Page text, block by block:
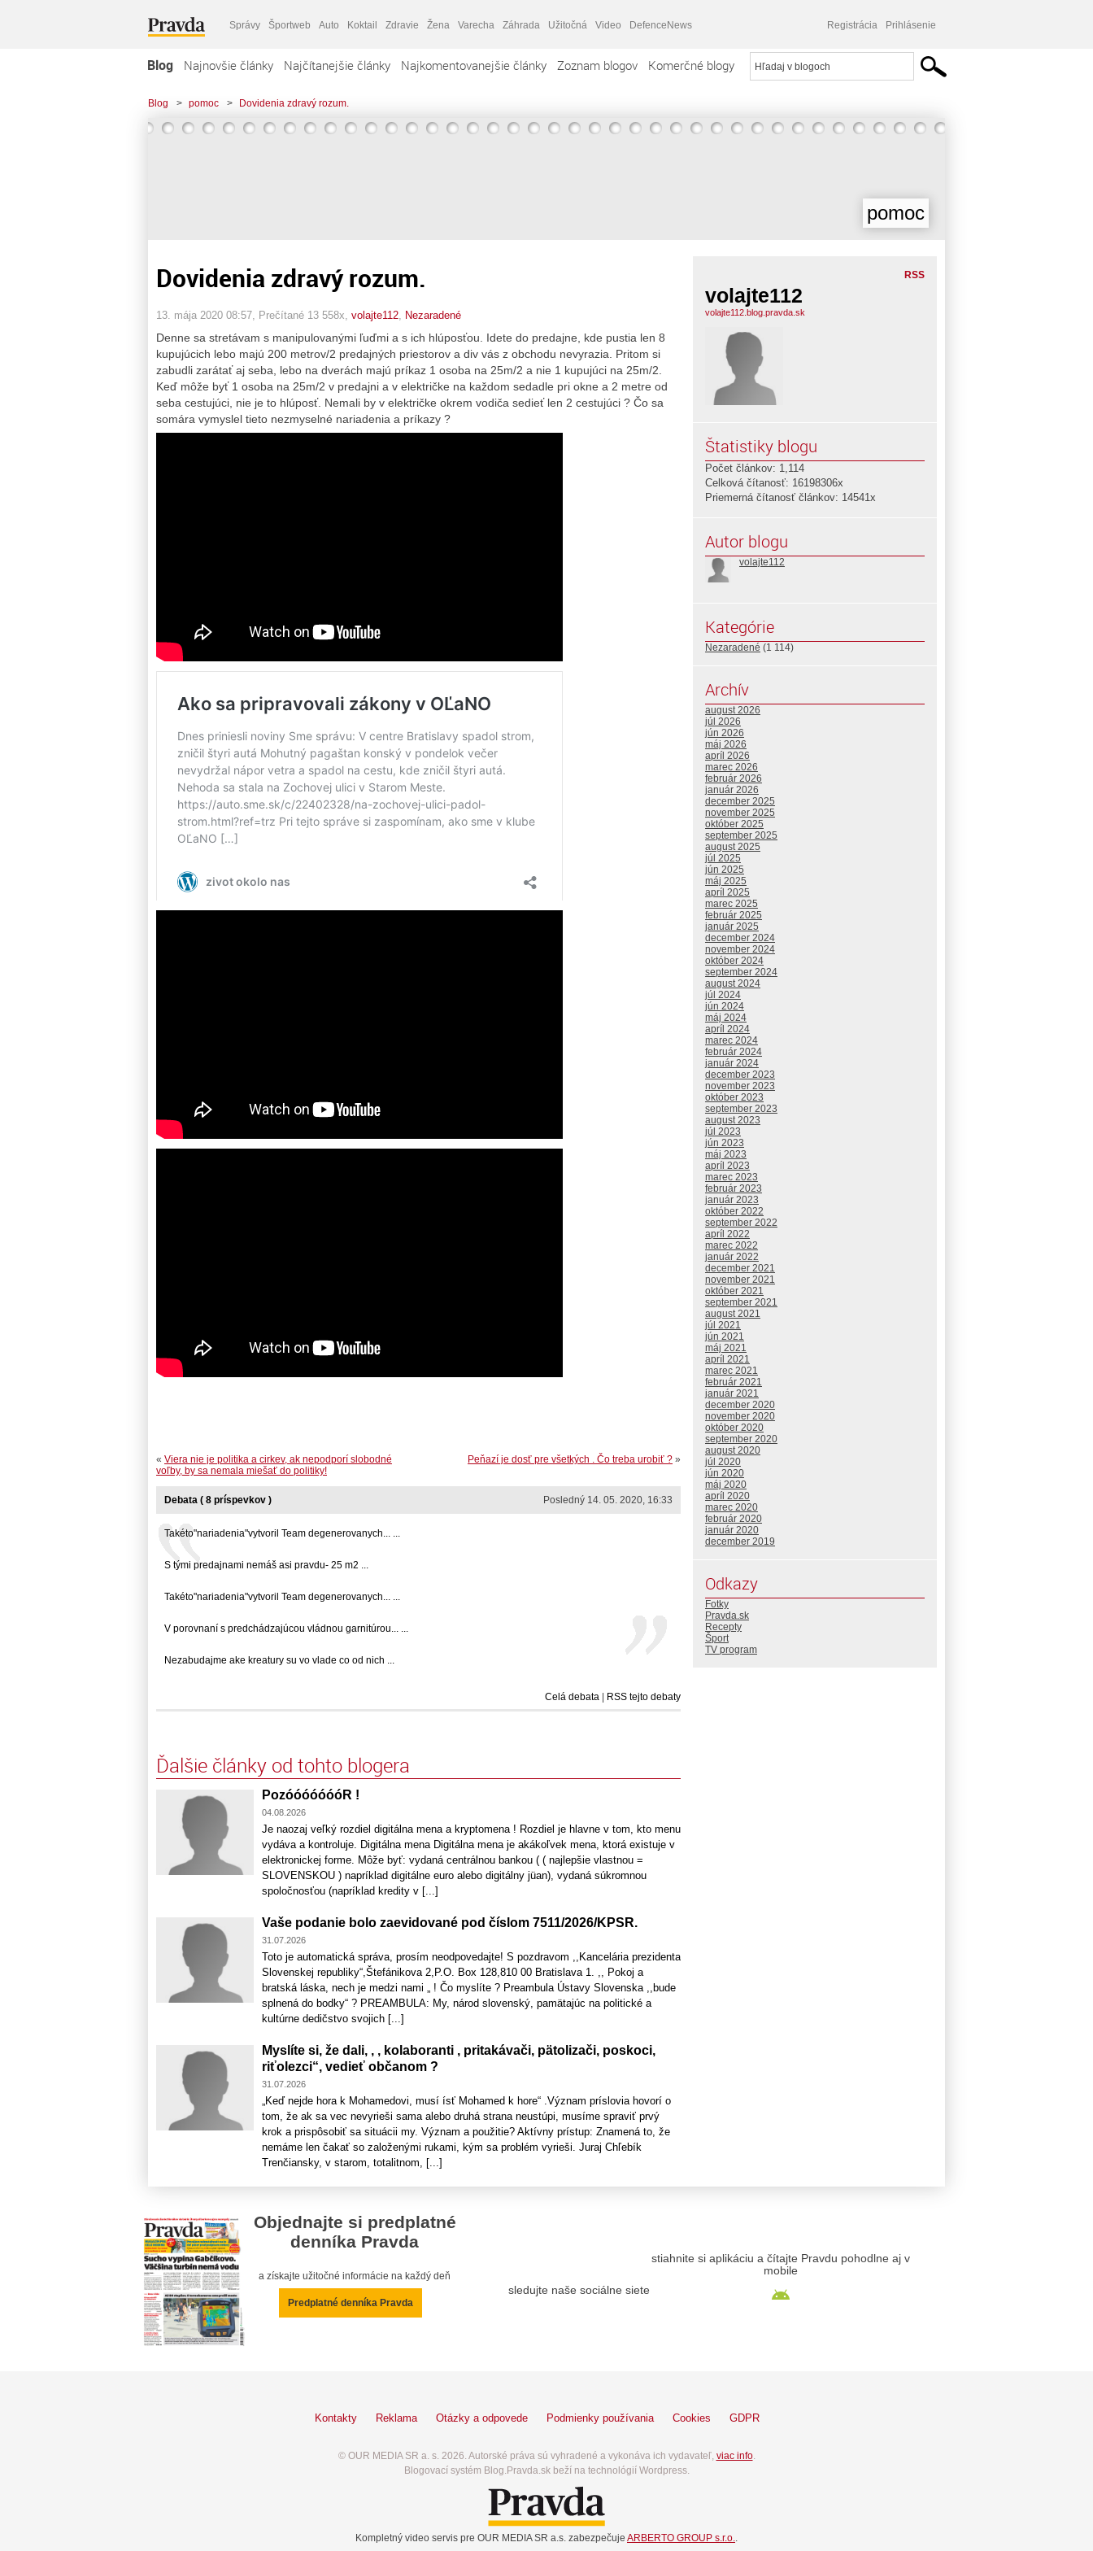
Správy Športweb Auto Koktail Zdravie Žena Varecha Záhrada Užitočná Video DefenceNews Registrácia Prihlásenie
Blog Najnovšie články Najčítanejšie články Najkomentovanejšie články Zoznam blogov Komerčné blogy
Blog > pomoc > Dovidenia zdravý rozum.
pomoc
Dovidenia zdravý rozum.
13. mája 2020 08:57 , Prečítané 13 558x, volajte112 Nezaradené
Denne sa stretávam s manipulovanými ľuďmi a s ich hlúposťou. Idete do predajne, kde pustia len 8
kupujúcich lebo majú 200 metrov/2 predajných priestorov a div vás z obchodu nevyrazia. Pritom si
zabudli zarátať aj seba, lebo na dverách majú príkaz 1 osoba na 25m/2 a nie 1 kupujúci na 25m/2.
Keď môže byť 1 osoba na 25m/2 v predajni a v električke na každom sedadle pri okne a 2 metre od
seba cestujúci, nie je to hlúposť. Nemali by v električke okrem vodiča sedieť len 2 cestujúci ? Čo sa
somára vymyslel tieto nezmyselné nariadenia a príkazy ?
Peňazí je dosť pre všetkých . Čo treba urobiť ? »
« Viera nie je politika a cirkev, ak nepodporí slobodné
voľby, by sa nemala miešať do politiky!
Posledný 14. 05. 2020, 16:33
Debata ( 8 príspevkov )
Takéto"nariadenia"vytvoril Team degenerovanych... ...
S tými predajnami nemáš asi pravdu- 25 m2 ...
Takéto"nariadenia"vytvoril Team degenerovanych... ...
V porovnaní s predchádzajúcou vládnou garnitúrou... ...
Nezabudajme ake kreatury su vo vlade co od nich ...
Celá debata RSS tejto debaty
Ďalšie články od tohto blogera
PozóóóóóóóR !
04.08.2026
Je naozaj veľký rozdiel digitálna mena a kryptomena ! Rozdiel je hlavne v tom, kto menu
vydáva a kontroluje. Digitálna mena Digitálna mena je akákoľvek mena, ktorá existuje v
elektronickej forme. Môže byť: vydaná centrálnou bankou ( ( najlepšie vlastnou =
SLOVENSKOU ) napríklad digitálne euro alebo digitálny jüan), vydaná súkromnou
spoločnosťou (napríklad kredity v [...]
Vaše podanie bolo zaevidované pod číslom 7511/2026/KPSR.
31.07.2026
Toto je automatická správa, prosím neodpovedajte! S pozdravom ,,Kancelária prezidenta
Slovenskej republiky“,Štefánikova 2,P.O. Box 128,810 00 Bratislava 1. ,, Pokoj a
bratská láska, nech je medzi nami „ ! Čo myslíte ? Preambula Ústavy Slovenska ,,bude
splnená do bodky“ ? PREAMBULA: My, národ slovenský, pamätajúc na politické a
kultúrne dedičstvo svojich [...]
Myslíte si, že dali, , , kolaboranti , pritakávači, pätolizači, poskoci,
riťolezci“, vedieť občanom ?
31.07.2026
„Keď nejde hora k Mohamedovi, musí ísť Mohamed k hore“ .Význam príslovia hovorí o
tom, že ak sa vec nevyrieši sama alebo druhá strana neustúpi, musíme spraviť prvý
krok a prispôsobiť sa situácii my. Význam a použitie? Aktívny prístup: Znamená to, že
nemáme len čakať so založenými rukami, kým sa problém vyrieši. Juraj Chľebík
Trenčiansky, v starom, totalitnom, [...]
RSS
volajte112
volajte112.blog.pravda.sk
Štatistiky blogu
Počet článkov: 1,114
Celková čítanosť: 16198306x
Priemerná čítanosť článkov: 14541x
Autor blogu
volajte112
Kategórie
Nezaradené (1 114)
Archív
august 2026
júl 2026
jún 2026
máj 2026
apríl 2026
marec 2026
február 2026
január 2026
december 2025
november 2025
október 2025
september 2025
august 2025
júl 2025
jún 2025
máj 2025
apríl 2025
marec 2025
február 2025
január 2025
december 2024
november 2024
október 2024
september 2024
august 2024
júl 2024
jún 2024
máj 2024
apríl 2024
marec 2024
február 2024
január 2024
december 2023
november 2023
október 2023
september 2023
august 2023
júl 2023
jún 2023
máj 2023
apríl 2023
marec 2023
február 2023
január 2023
október 2022
september 2022
apríl 2022
marec 2022
január 2022
december 2021
november 2021
október 2021
september 2021
august 2021
júl 2021
jún 2021
máj 2021
apríl 2021
marec 2021
február 2021
január 2021
december 2020
november 2020
október 2020
september 2020
august 2020
júl 2020
jún 2020
máj 2020
apríl 2020
marec 2020
február 2020
január 2020
december 2019
Odkazy
Fotky
Pravda.sk
Recepty
Šport
TV program
Objednajte si predplatné
denníka Pravda
a získajte užitočné informácie na každý deň
Predplatné denníka Pravda
sledujte naše sociálne siete
stiahnite si aplikáciu a čítajte Pravdu pohodlne aj v
mobile
Kontakty Reklama Otázky a odpovede Podmienky používania Cookies GDPR
© OUR MEDIA SR a. s. 2026. Autorské práva sú vyhradené a vykonáva ich vydavateľ, viac info.
Blogovací systém Blog.Pravda.sk beží na technológií Wordpress.
Kompletný video servis pre OUR MEDIA SR a.s. zabezpečuje ARBERTO GROUP s.r.o.